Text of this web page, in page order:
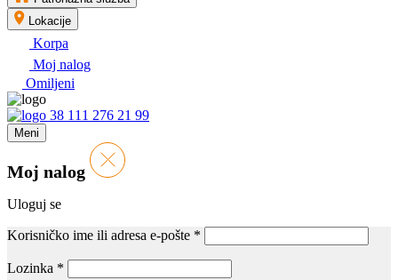
Lokacije
Korpa
Moj nalog
Omiljeni
38 111 276 21 99
Meni
Moj nalog
Uloguj se
Korisničko ime ili adresa e-pošte *
Lozinka *